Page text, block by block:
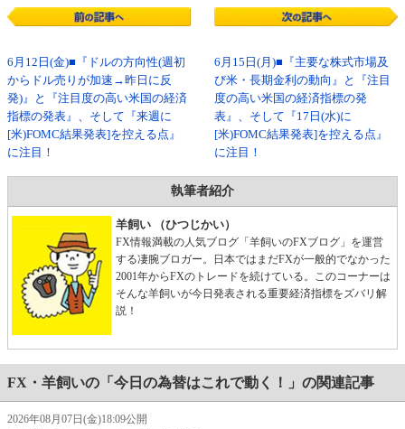
6月12日(金)■『ドルの方向性(週初
からドル売りが加速→昨日に反
発)』と『注目度の高い米国の経済
指標の発表』、そして『来週に
[米)FOMC結果発表]を控える点』
に注目！
6月15日(月)■『主要な株式市場及
び米・長期金利の動向』と『注目
度の高い米国の経済指標の発
表』、そして『17日(水)に
[米)FOMC結果発表]を控える点』
に注目！
執筆者紹介
羊飼い （ひつじかい）
FX情報満載の人気ブログ「羊飼いのFXブログ」を運営
する凄腕ブロガー。日本ではまだFXが一般的でなかった
2001年からFXのトレードを続けている。このコーナーは
そんな羊飼いが今日発表される重要経済指標をズバリ解
説！
FX・羊飼いの「今日の為替はこれで動く！」の関連記事
2026年08月07日(金)18:09公開